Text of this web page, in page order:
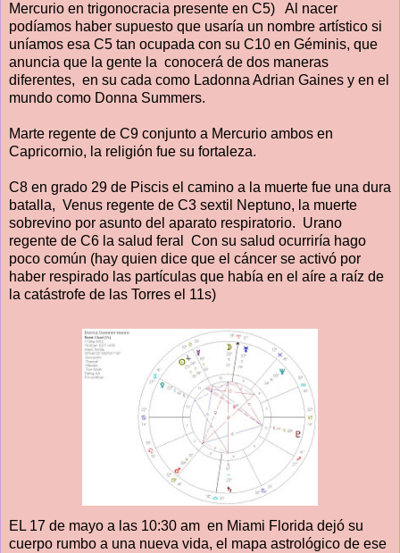
Mercurio en trigonocracia presente en C5) Al nacer
podíamos haber supuesto que usaría un nombre artístico si
uníamos esa C5 tan ocupada con su C10 en Géminis, que
anuncia que la gente la conocerá de dos maneras
diferentes, en su cada como Ladonna Adrian Gaines y en el
mundo como Donna Summers.
Marte regente de C9 conjunto a Mercurio ambos en
Capricornio, la religión fue su fortaleza.
C8 en grado 29 de Piscis el camino a la muerte fue una dura
batalla, Venus regente de C3 sextil Neptuno, la muerte
sobrevino por asunto del aparato respiratorio. Urano
regente de C6 la salud feral Con su salud ocurriría hago
poco común (hay quien dice que el cáncer se activó por
haber respirado las partículas que había en el aíre a raíz de
la catástrofe de las Torres el 11s)
EL 17 de mayo a las 10:30 am en Miami Florida dejó su
cuerpo rumbo a una nueva vida, el mapa astrológico de ese